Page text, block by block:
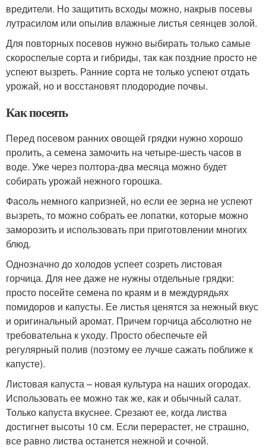
вредители. Но защитить всходы можно, накрыв посевы
лутрасилом или опылив влажные листья сеянцев золой.
Для повторных посевов нужно выбирать только самые
скороспелые сорта и гибриды, так как поздние просто не
успеют вызреть. Ранние сорта не только успеют отдать
урожай, но и восстановят плодородие почвы.
Как посеять
Перед посевом ранних овощей грядки нужно хорошо
пролить, а семена замочить на четыре-шесть часов в
воде. Уже через полтора-два месяца можно будет
собирать урожай нежного горошка.
Фасоль немного капризней, но если ее зерна не успеют
вызреть, то можно собрать ее лопатки, которые можно
заморозить и использовать при приготовлении многих
блюд.
Однозначно до холодов успеет созреть листовая
горчица. Для нее даже не нужны отдельные грядки:
просто посейте семена по краям и в междурядьях
помидоров и капусты. Ее листья ценятся за нежный вкус
и оригинальный аромат. Причем горчица абсолютно не
требовательна к уходу. Просто обеспечьте ей
регулярный полив (поэтому ее лучше сажать поближе к
капусте).
Листовая капуста – новая культура на наших огородах.
Использовать ее можно так же, как и обычный салат.
Только капуста вкуснее. Срезают ее, когда листва
достигнет высоты 10 см. Если перерастет, не страшно,
все равно листва останется нежной и сочной.